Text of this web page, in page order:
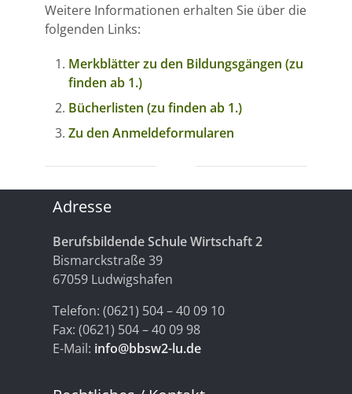
Weitere Informationen erhalten Sie über die
folgenden Links:
Merkblätter zu den Bildungsgängen (zu
finden ab 1.)
Bücherlisten (zu finden ab 1.)
Zu den Anmeldeformularen
Adresse
Berufsbildende Schule Wirtschaft 2
Bismarckstraße 39
67059 Ludwigshafen
Telefon: (0621) 504 – 40 09 10
Fax: (0621) 504 – 40 09 98
E-Mail: info@bbsw2-lu.de